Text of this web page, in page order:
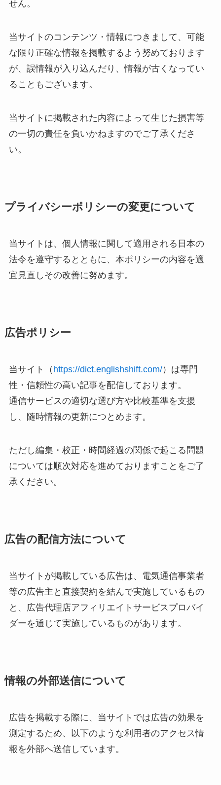
せん。
当サイトのコンテンツ・情報につきまして、可能
な限り正確な情報を掲載するよう努めております
が、誤情報が入り込んだり、情報が古くなってい
ることもございます。
当サイトに掲載された内容によって生じた損害等
の一切の責任を負いかねますのでご了承くださ
い。
プライバシーポリシーの変更について
当サイトは、個人情報に関して適用される日本の
法令を遵守するとともに、本ポリシーの内容を適
宜見直しその改善に努めます。
広告ポリシー
当サイト（ https://dict.englishshift.com/）は専門
性・信頼性の高い記事を配信しております。
通信サービスの適切な選び方や比較基準を支援
し、随時情報の更新につとめます。
ただし編集・校正・時間経過の関係で起こる問題
については順次対応を進めておりますことをご了
承ください。
広告の配信方法について
当サイトが掲載している広告は、電気通信事業者
等の広告主と直接契約を結んで実施しているもの
と、広告代理店アフィリエイトサービスプロバイ
ダーを通じて実施しているものがあります。
情報の外部送信について
広告を掲載する際に、当サイトでは広告の効果を
測定するため、以下のような利用者のアクセス情
報を外部へ送信しています。